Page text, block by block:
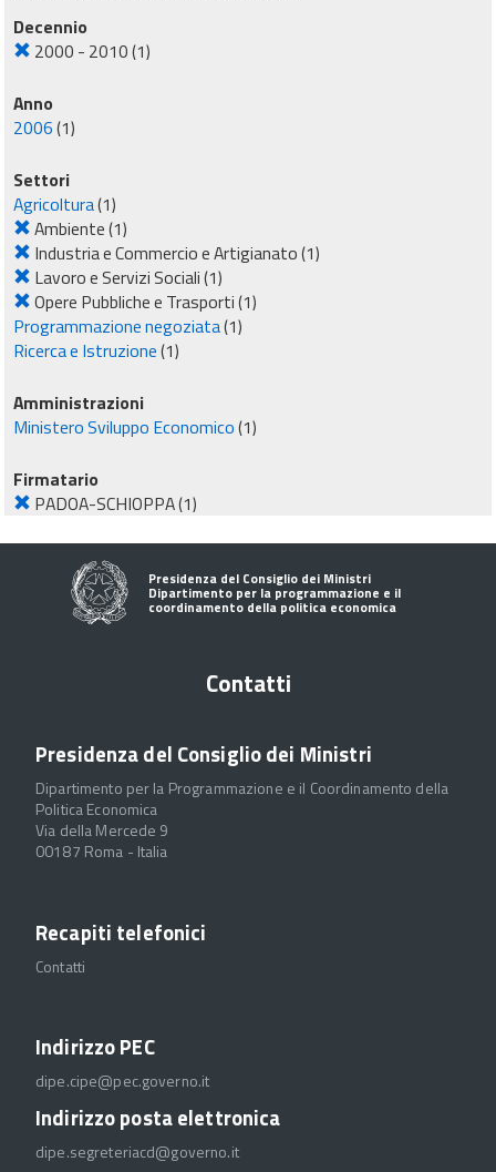
Decennio
2000 - 2010(1)
Anno
2006(1)
Settori
Agricoltura(1)
Ambiente(1)
Industria e Commercio e Artigianato(1)
Lavoro e Servizi Sociali(1)
Opere Pubbliche e Trasporti(1)
Programmazione negoziata(1)
Ricerca e Istruzione(1)
Amministrazioni
Ministero Sviluppo Economico(1)
Firmatario
PADOA-SCHIOPPA(1)
Presidenza del Consiglio dei Ministri
Dipartimento per la programmazione e il
coordinamento della politica economica
Contatti
Presidenza del Consiglio dei Ministri
Dipartimento per la Programmazione e il Coordinamento della
Politica Economica
Via della Mercede 9
00187 Roma - Italia
Recapiti telefonici
Contatti
Indirizzo PEC
dipe.cipe@pec.governo.it
Indirizzo posta elettronica
dipe.segreteriacd@governo.it